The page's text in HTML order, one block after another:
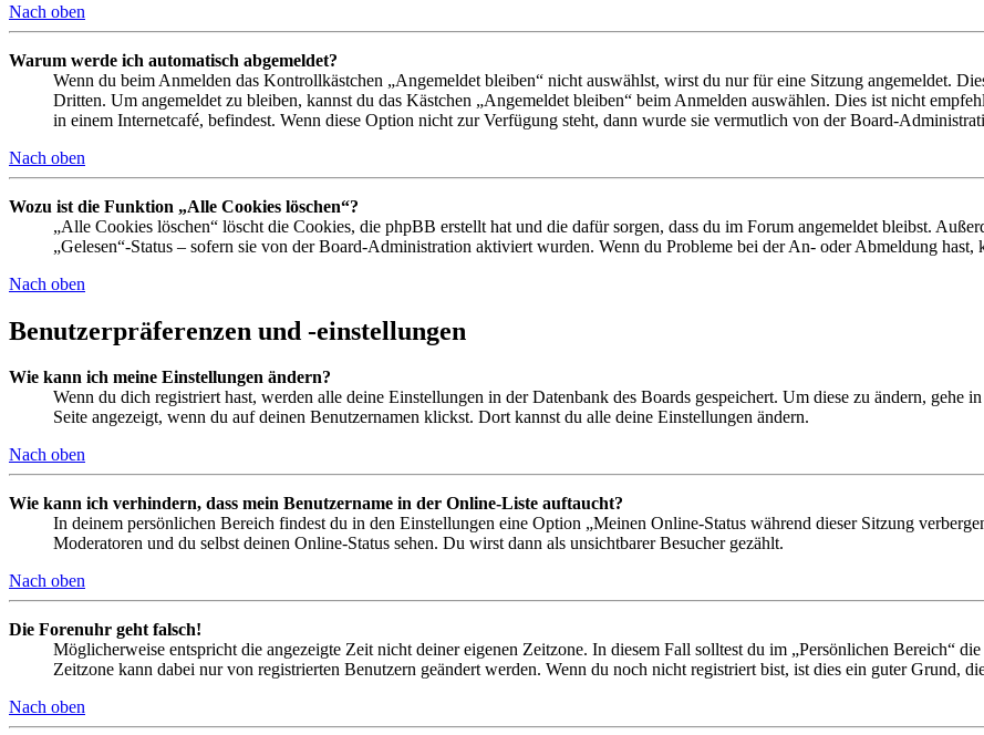
Nach oben
Warum werde ich automatisch abgemeldet?
Wenn du beim Anmelden das Kontrollkästchen „Angemeldet bleiben“ nicht auswählst, wirst du nur für eine Sitzung angemeldet.
Dritten. Um angemeldet zu bleiben, kannst du das Kästchen „Angemeldet bleiben“ beim Anmelden auswählen. Dies ist nicht
in einem Internetcafé, befindest. Wenn diese Option nicht zur Verfügung steht, dann wurde sie vermutlich von der Board-
Nach oben
Wozu ist die Funktion „Alle Cookies löschen“?
„Alle Cookies löschen“ löscht die Cookies, die phpBB erstellt hat und die dafür sorgen, dass du im Forum angemeldet bleibst.
„Gelesen“-Status – sofern sie von der Board-Administration aktiviert wurden. Wenn du Probleme bei der An- oder Abmeldung hast,
Nach oben
Benutzerpräferenzen und -einstellungen
Wie kann ich meine Einstellungen ändern?
Wenn du dich registriert hast, werden alle deine Einstellungen in der Datenbank des Boards gespeichert. Um diese zu ändern, gehe
Seite angezeigt, wenn du auf deinen Benutzernamen klickst. Dort kannst du alle deine Einstellungen ändern.
Nach oben
Wie kann ich verhindern, dass mein Benutzername in der Online-Liste auftaucht?
In deinem persönlichen Bereich findest du in den Einstellungen eine Option „Meinen Online-Status während dieser Sitzung
Moderatoren und du selbst deinen Online-Status sehen. Du wirst dann als unsichtbarer Besucher gezählt.
Nach oben
Die Forenuhr geht falsch!
Möglicherweise entspricht die angezeigte Zeit nicht deiner eigenen Zeitzone. In diesem Fall solltest du im „Persönlichen Bereich“
Zeitzone kann dabei nur von registrierten Benutzern geändert werden. Wenn du noch nicht registriert bist, ist dies ein guter Grund,
Nach oben